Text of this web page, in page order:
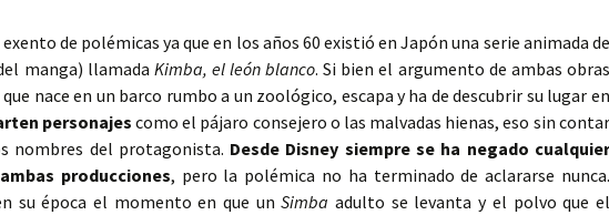
de polémicas ya que en los años 60 existió en Japón una serie animada de
manga) llamada Kimba, el león blanco. Si bien el argumento de ambas obras
nace en un barco rumbo a un zoológico, escapa y ha de descubrir su lugar en
personajes como el pájaro consejero o las malvadas hienas, eso sin contar
nombres del protagonista. Desde Disney siempre se ha negado cualquier
producciones, pero la polémica no ha terminado de aclararse nunca.
su época el momento en que unSimbaadulto se levanta y el polvo que el